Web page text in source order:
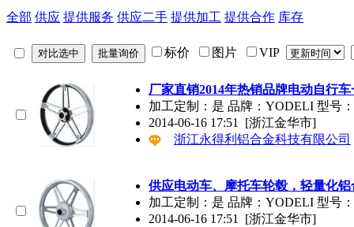
全部 供应 提供服务 供应二手 提供加工 提供合作 库存
标价 图片 VIP
厂家直销2014年热销品牌电动自行
加工定制：是 品牌：YODELI 型号
2014-06-16 17:51 [浙江金华市]
浙江永得利铝合金科技有限公司
供应电动车、摩托车轮毂，轻量化
加工定制：是 品牌：YODELI 型号
2014-06-16 17:51 [浙江金华市]